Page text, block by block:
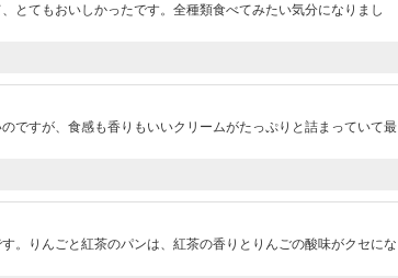
とてもおいしかったです。全種類食べてみたい気分になりまし
ですが、食感も香りもいいクリームがたっぷりと詰まっていて最
。りんごと紅茶のパンは、紅茶の香りとりんごの酸味がクセにな